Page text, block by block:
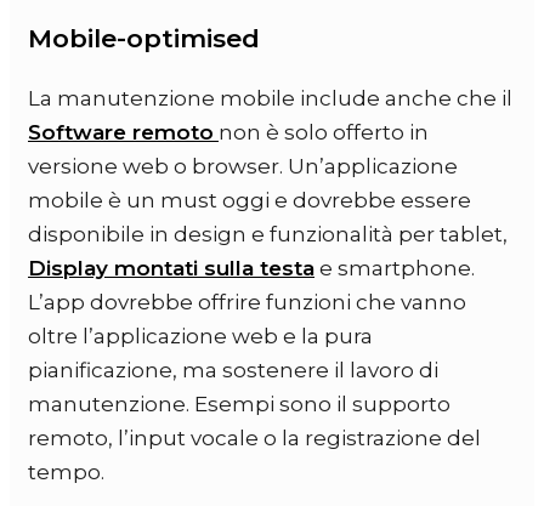
Mobile-optimised
La manutenzione mobile include anche che il
Software remoto non è solo offerto in
versione web o browser. Un’applicazione
mobile è un must oggi e dovrebbe essere
disponibile in design e funzionalità per tablet,
Display montati sulla testa e smartphone.
L’app dovrebbe offrire funzioni che vanno
oltre l’applicazione web e la pura
pianificazione, ma sostenere il lavoro di
manutenzione. Esempi sono il supporto
remoto, l’input vocale o la registrazione del
tempo.